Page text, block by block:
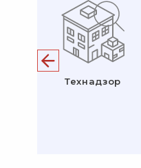
Технадзор